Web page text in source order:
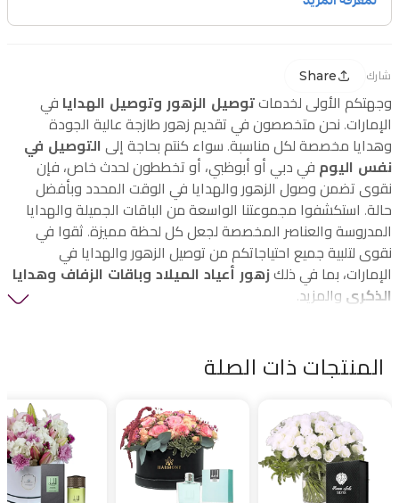
شارك Share
وجهتكم الأولى لخدمات توصيل الزهور وتوصيل الهدايا في
الإمارات. نحن متخصصون في تقديم زهور طازجة عالية الجودة
وهدايا مخصصة لكل مناسبة. سواء كنتم بحاجة إلى التوصيل في
نفس اليوم في دبي أو أبوظبي، أو تخططون لحدث خاص، فإن
نقوى تضمن وصول الزهور والهدايا في الوقت المحدد وبأفضل
حالة. استكشفوا مجموعتنا الواسعة من الباقات الجميلة والهدايا
المدروسة والعناصر المخصصة لجعل كل لحظة مميزة. ثقوا في
نقوى لتلبية جميع احتياجاتكم من توصيل الزهور والهدايا في
الإمارات، بما في ذلك زهور أعياد الميلاد وباقات الزفاف وهدايا
الذكرى والمزيد.
المنتجات ذات الصلة